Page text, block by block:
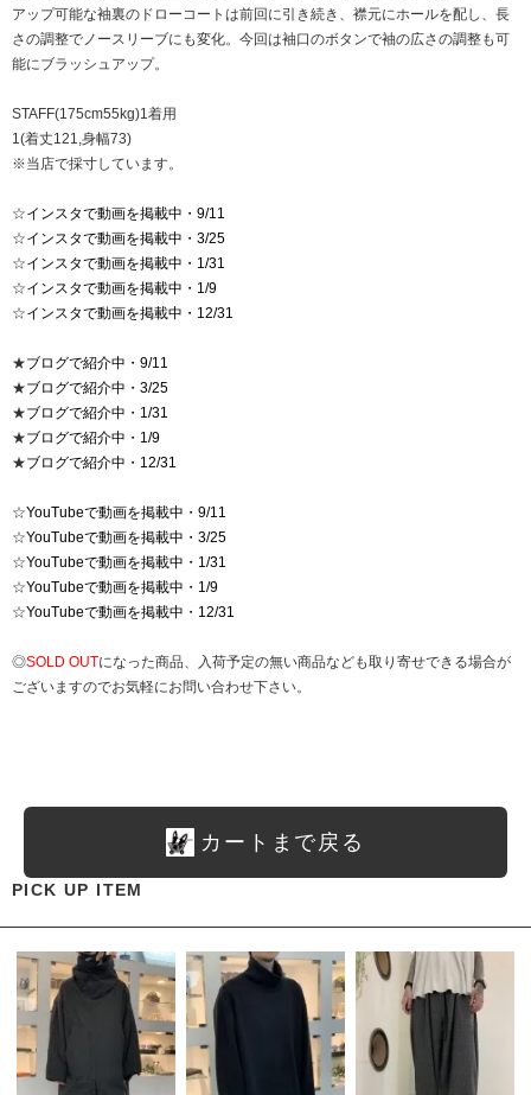
アップ可能な袖裏のドローコートは前回に引き続き、襟元にホールを配し、長
さの調整でノースリーブにも変化。今回は袖口のボタンで袖の広さの調整も可
能にブラッシュアップ。
STAFF(175cm55kg)1着用
1(着丈121,身幅73)
※当店で採寸しています。
☆インスタで動画を掲載中・9/11
☆インスタで動画を掲載中・3/25
☆インスタで動画を掲載中・1/31
☆インスタで動画を掲載中・1/9
☆インスタで動画を掲載中・12/31
★ブログで紹介中・9/11
★ブログで紹介中・3/25
★ブログで紹介中・1/31
★ブログで紹介中・1/9
★ブログで紹介中・12/31
☆YouTubeで動画を掲載中・9/11
☆YouTubeで動画を掲載中・3/25
☆YouTubeで動画を掲載中・1/31
☆YouTubeで動画を掲載中・1/9
☆YouTubeで動画を掲載中・12/31
◎SOLD OUTになった商品、入荷予定の無い商品なども取り寄せできる場合が
ございますのでお気軽にお問い合わせ下さい。
カートまで戻る
PICK UP ITEM